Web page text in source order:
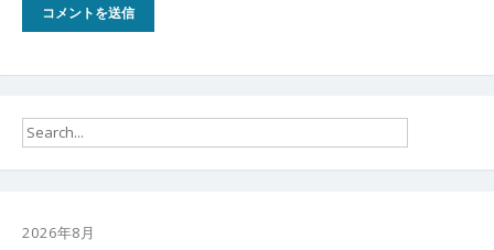
2026年8月